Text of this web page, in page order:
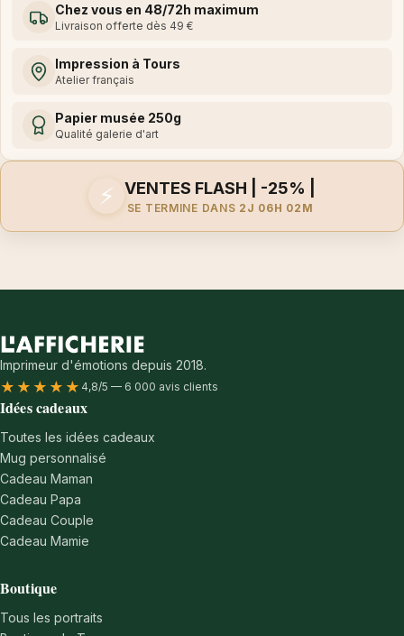
Chez vous en 48/72h maximum
Livraison offerte dès 49 €
Impression à Tours
Atelier français
Papier musée 250g
Qualité galerie d'art
⚡ VENTES FLASH | -25% |
SE TERMINE DANS 2J 06H 02M
Imprimeur d'émotions depuis 2018.
★★★★★ 4,8/5 — 6 000 avis clients
Idées cadeaux
Toutes les idées cadeaux
Mug personnalisé
Cadeau Maman
Cadeau Papa
Cadeau Couple
Cadeau Mamie
Boutique
Tous les portraits